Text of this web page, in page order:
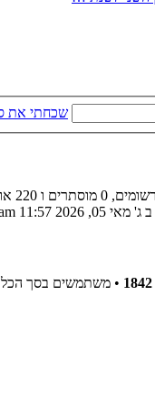
שכחתי את
ב ג' מאי 05, 2026 11:57 am
1842 • משתמשים בסך